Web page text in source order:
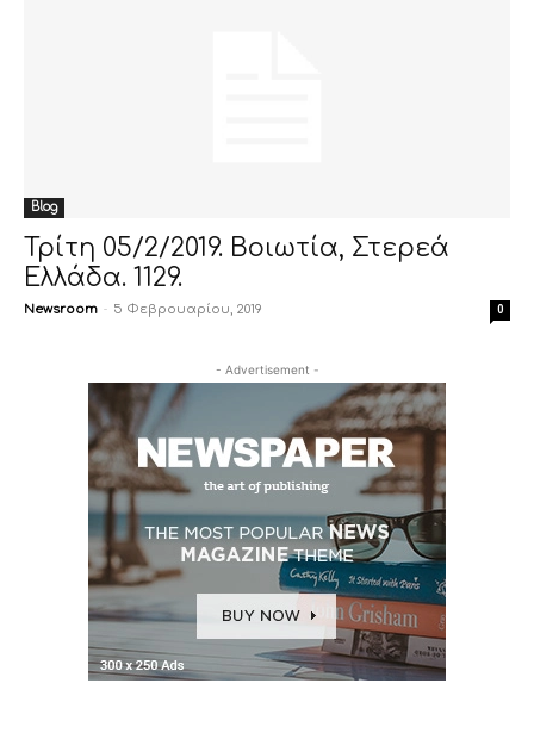
Blog
Τρίτη 05/2/2019. Βοιωτία, Στερεά
Ελλάδα. 1129.
Newsroom - 5 Φεβρουαρίου, 2019 0
- Advertisement -